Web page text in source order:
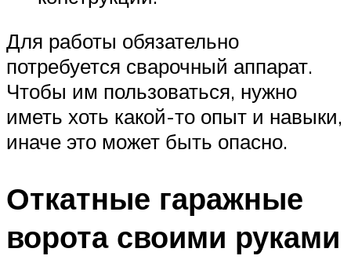
Для работы обязательно
потребуется сварочный аппарат.
Чтобы им пользоваться, нужно
иметь хоть какой-то опыт и навыки,
иначе это может быть опасно.
Откатные гаражные
ворота своими руками